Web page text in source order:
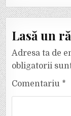
Lasă un
Adresa ta de
obligatorii
Comentariu *